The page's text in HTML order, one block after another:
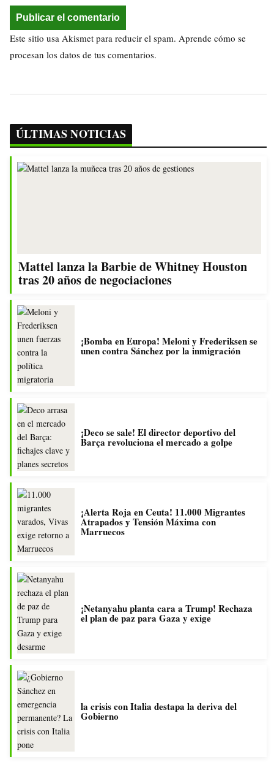
Este sitio usa Akismet para reducir el spam. Aprende cómo se
procesan los datos de tus comentarios.
ÚLTIMAS NOTICIAS
Mattel lanza la Barbie de Whitney Houston
tras 20 años de negociaciones
¡Bomba en Europa! Meloni y Frederiksen se
unen contra Sánchez por la inmigración
¡Deco se sale! El director deportivo del
Barça revoluciona el mercado a golpe
¡Alerta Roja en Ceuta! 11.000 Migrantes
Atrapados y Tensión Máxima con
Marruecos
¡Netanyahu planta cara a Trump! Rechaza
el plan de paz para Gaza y exige
la crisis con Italia destapa la deriva del
Gobierno